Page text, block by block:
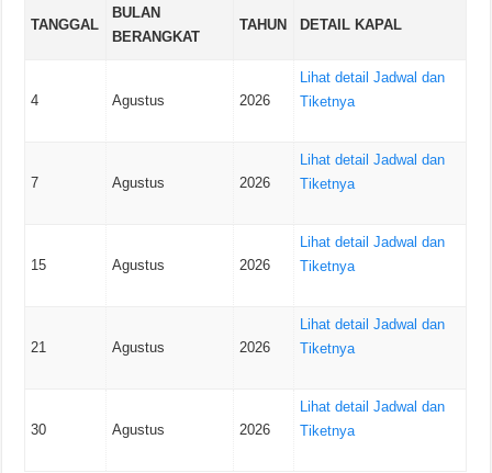
TANGGAL
BULAN
BERANGKAT
TAHUN DETAIL KAPAL
4 Agustus 2026
Lihat detail Jadwal dan
Tiketnya
7 Agustus 2026
Lihat detail Jadwal dan
Tiketnya
15 Agustus 2026
Lihat detail Jadwal dan
Tiketnya
21 Agustus 2026
Lihat detail Jadwal dan
Tiketnya
30 Agustus 2026
Lihat detail Jadwal dan
Tiketnya